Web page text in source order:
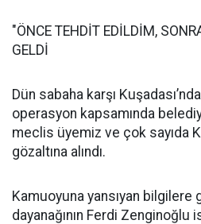
"ÖNCE TEHDİT EDİLDİM,
GELDİ
Dün sabaha karşı
operasyon kapsamında
meclis üyemiz ve çok sayıda
gözaltına alındı.
Kamuoyuna yansıyan bilgilere
dayanağının Ferdi Zenginoğlu